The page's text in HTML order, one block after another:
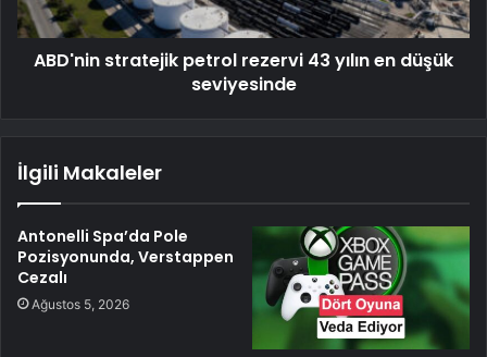
ABD'nin stratejik petrol rezervi 43 yılın en düşük
seviyesinde
İlgili Makaleler
Antonelli Spa’da Pole
Pozisyonunda, Verstappen
Cezalı
Ağustos 5, 2026